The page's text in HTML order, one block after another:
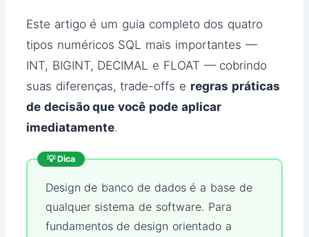
Este artigo é um guia completo dos quatro
tipos numéricos SQL mais importantes —
INT, BIGINT, DECIMAL e FLOAT — cobrindo
suas diferenças, trade-offs e regras práticas
de decisão que você pode aplicar
imediatamente.
💡 Dica
Design de banco de dados é a base de
qualquer sistema de software. Para
fundamentos de design orientado a